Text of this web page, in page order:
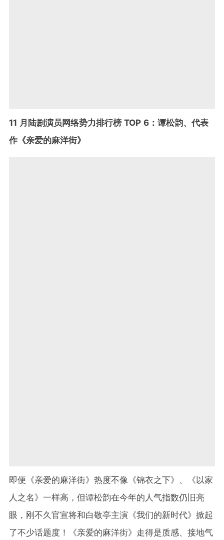
11 月陆剧演员网络势力排行榜 TOP 6：谭松韵、代表
作《亲爱的麻洋街》
即便《亲爱的麻洋街》热度不像《锦衣之下》、《以家
人之名》一样高，但谭松韵在今年的人气指数仍旧亮
眼，刚不久官宣将和白敬亭主演《我们的新时代》掀起
了不少话题度！《亲爱的麻洋街》走得是质感、接地气